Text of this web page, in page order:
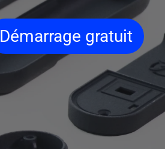
Démarrage gratuit